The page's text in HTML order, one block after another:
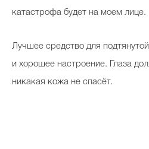
катастрофа будет на моем лице.
Лучшее средство для
и хорошее настроение. Глаза
никакая кожа не спасёт.